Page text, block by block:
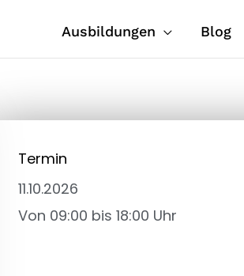
Ausbildungen Blog
Termin
11.10.2026
Von 09:00 bis 18:00 Uhr